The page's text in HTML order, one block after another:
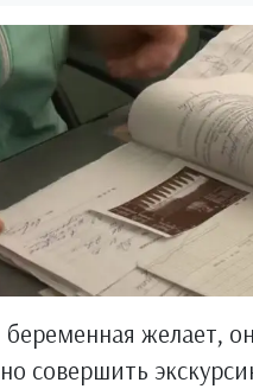
беременная желает,
совершить